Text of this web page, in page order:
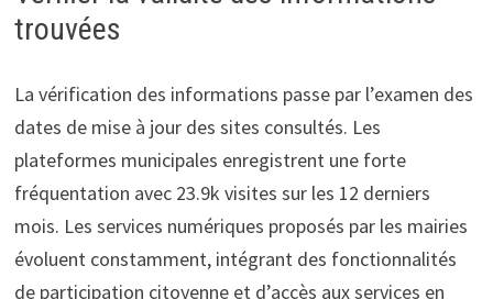
trouvées
La vérification des informations passe par l’examen des
dates de mise à jour des sites consultés. Les
plateformes municipales enregistrent une forte
fréquentation avec 23.9k visites sur les 12 derniers
mois. Les services numériques proposés par les mairies
évoluent constamment, intégrant des fonctionnalités
de participation citoyenne et d’accès aux services en